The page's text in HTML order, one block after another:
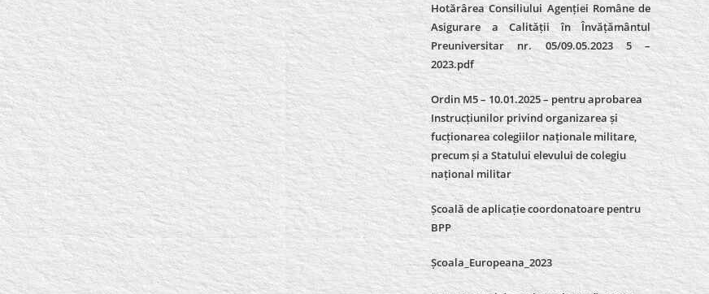
Hotărârea Consiliului Agenției Române de
Asigurare a Calității în Învățământul
Preuniversitar nr. 05/09.05.2023 5 –
2023.pdf
Ordin M5 – 10.01.2025 – pentru aprobarea
Instrucțiunilor privind organizarea și
fucționarea colegiilor naționale militare,
precum și a Statului elevului de colegiu
național militar
Școală de aplicație coordonatoare pentru
BPP
Școala_Europeana_2023